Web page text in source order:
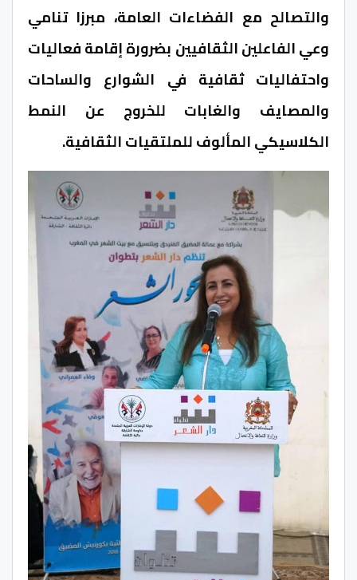
والتصالح مع الفضاءات العامة، مبرزا تنامي
وعي الفاعلين الثقافيين بضرورة إقامة فعاليات
واحتفاليات ثقافية في الشوارع والساحات
والمصايف والغابات للخروج عن النمط
الكلاسيكي المألوف للملتقيات الثقافية.